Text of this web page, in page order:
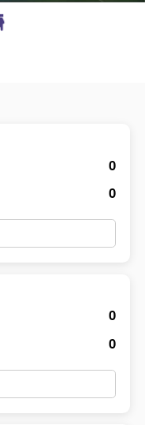
0
0
0
0